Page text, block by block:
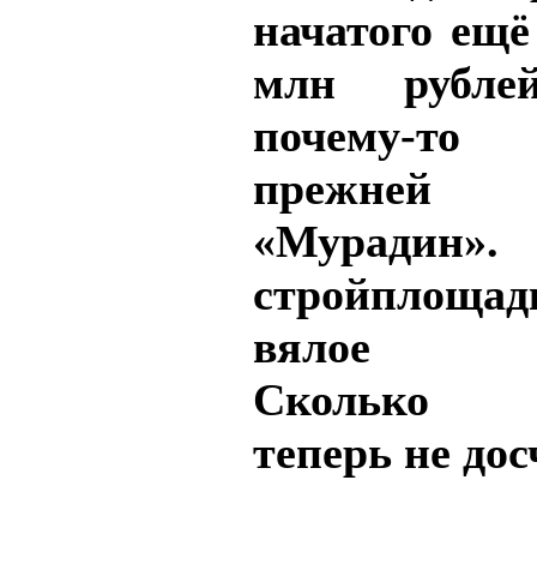
начатого
млн
почему-то
вялое
Сколько
теперь не